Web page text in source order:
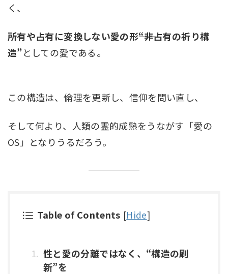
く、
所有や占有に変換しない愛の形――“非占有の祈り構
造”としての愛である。
この構造は、倫理を更新し、信仰を問い直し、
そして何より、人類の霊的成熟をうながす「愛の
OS」となりうるだろう。
Table of Contents [Hide]
性と愛の分離ではなく、“構造の刷
新”を